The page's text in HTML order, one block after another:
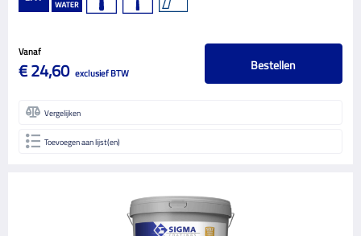
Vanaf
€ 24,60 exclusief BTW Bestellen
Vergelijken
Toevoegen aan lijst(en)